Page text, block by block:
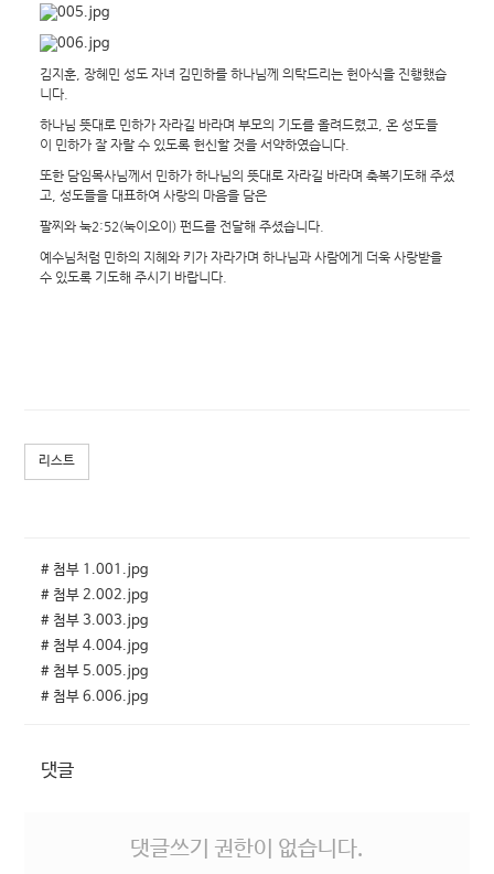
김지훈, 장혜민 성도 자녀 김민하를 하나님께 의탁드리는 헌아식을 진행했습
니다.
하나님 뜻대로 민하가 자라길 바라며 부모의 기도를 올려드렸고, 온 성도들
이 민하가 잘 자랄 수 있도록 헌신할 것을 서약하였습니다.
또한 담임목사님께서 민하가 하나님의 뜻대로 자라길 바라며 축복기도해 주셨
고, 성도들을 대표하여 사랑의 마음을 담은
팔찌와 눅2:52(눅이오이) 펀드를 전달해 주셨습니다.
예수님처럼 민하의 지혜와 키가 자라가며 하나님과 사람에게 더욱 사랑받을
수 있도록 기도해 주시기 바랍니다.
리스트
# 첨부 1.001.jpg
# 첨부 2.002.jpg
# 첨부 3.003.jpg
# 첨부 4.004.jpg
# 첨부 5.005.jpg
# 첨부 6.006.jpg
댓글
댓글쓰기 권한이 없습니다.